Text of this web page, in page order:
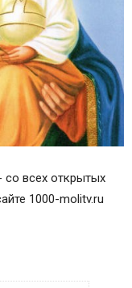
со всех открытых
1000-molitv.ru